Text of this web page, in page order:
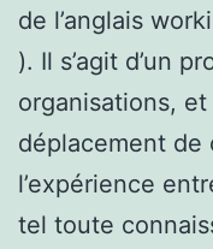
de l’anglais
). Il s’agit d’un
organisations,
déplacement de
l’expérience
tel toute